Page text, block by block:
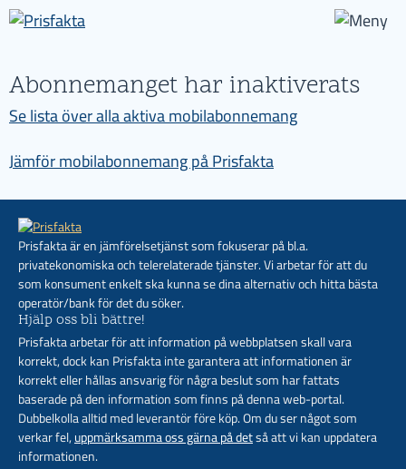
Abonnemanget har inaktiverats
Se lista över alla aktiva mobilabonnemang
Jämför mobilabonnemang på Prisfakta
Prisfakta är en jämförelsetjänst som fokuserar på bl.a.
privatekonomiska och telerelaterade tjänster. Vi arbetar för att du
som konsument enkelt ska kunna se dina alternativ och hitta bästa
operatör/bank för det du söker.
Hjälp oss bli bättre!
Prisfakta arbetar för att information på webbplatsen skall vara
korrekt, dock kan Prisfakta inte garantera att informationen är
korrekt eller hållas ansvarig för några beslut som har fattats
baserade på den information som finns på denna web-portal.
Dubbelkolla alltid med leverantör före köp. Om du ser något som
verkar fel,uppmärksamma oss gärna på detså att vi kan uppdatera
informationen.